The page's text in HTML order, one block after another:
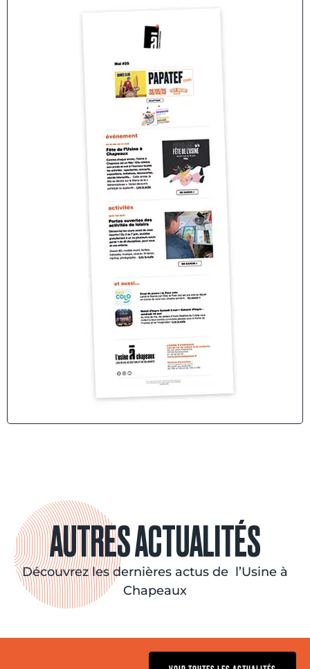
AUTRES ACTUALITÉS
Découvrez les dernières actus de l’Usine à
Chapeaux